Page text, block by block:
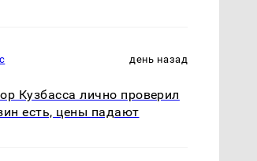
день назад
Кузбасса лично проверил
есть, цены падают